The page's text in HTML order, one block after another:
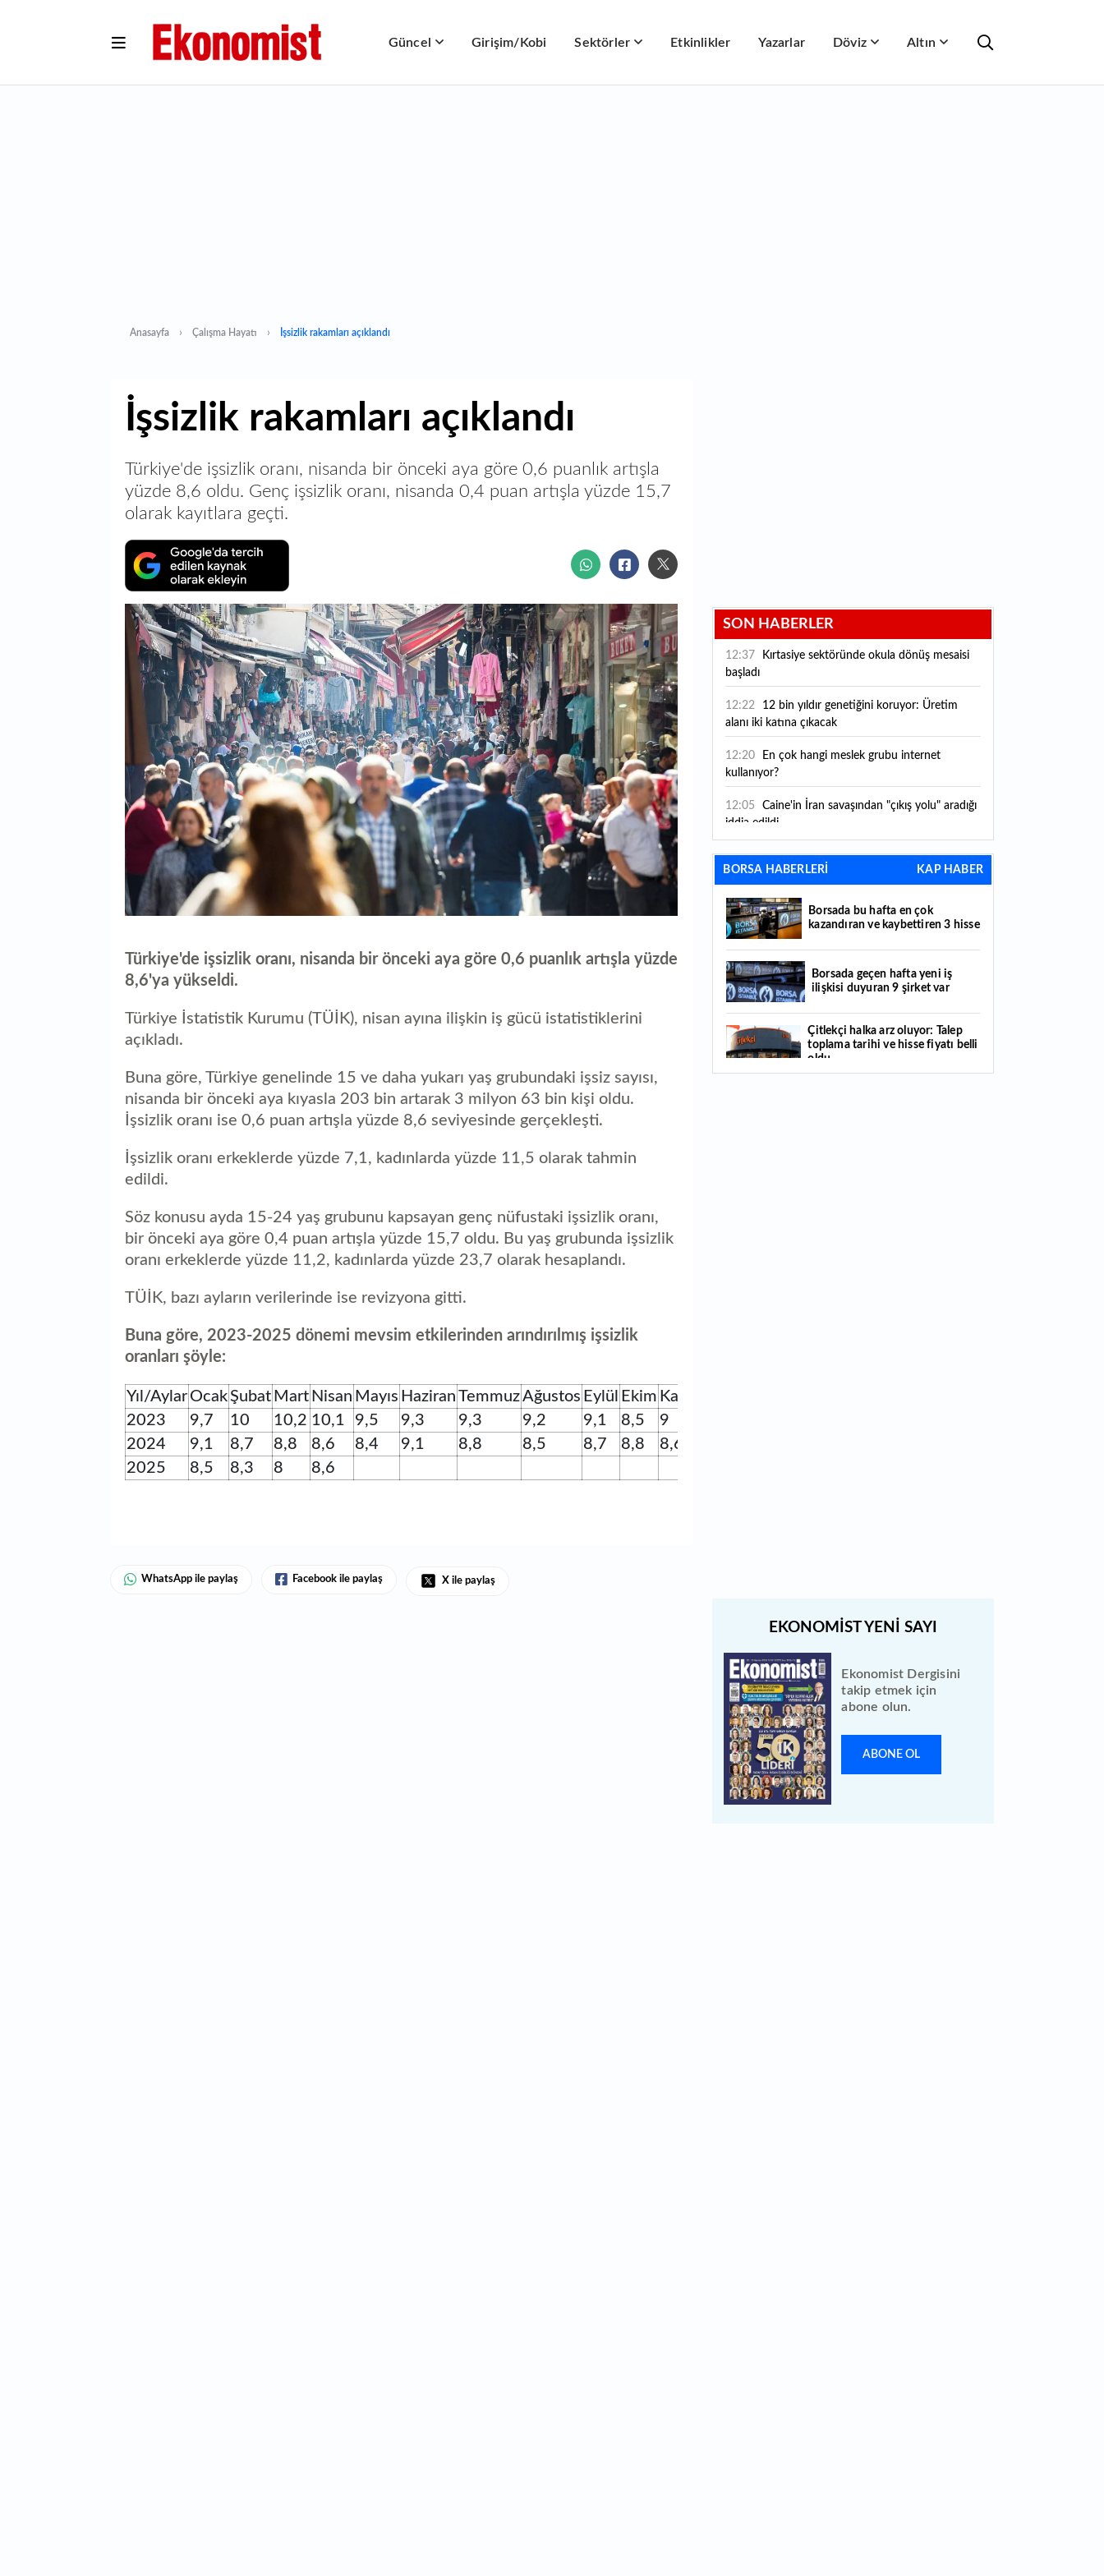
Güncel Girişim/Kobi Sektörler Etkinlikler Yazarlar Döviz Altın
Anasayfa Çalışma Hayatı İşsizlik rakamları açıklandı
İşsizlik rakamları açıklandı
Türkiye'de işsizlik oranı, nisanda bir önceki aya göre 0,6 puanlık artışla
yüzde 8,6 oldu. Genç işsizlik oranı, nisanda 0,4 puan artışla yüzde 15,7
olarak kayıtlara geçti.
Türkiye'de işsizlik oranı, nisanda bir önceki aya göre 0,6 puanlık artışla yüzde
8,6'ya yükseldi.
Türkiye İstatistik Kurumu (TÜİK), nisan ayına ilişkin iş gücü istatistiklerini
açıkladı.
Buna göre, Türkiye genelinde 15 ve daha yukarı yaş grubundaki işsiz sayısı,
nisanda bir önceki aya kıyasla 203 bin artarak 3 milyon 63 bin kişi oldu.
İşsizlik oranı ise 0,6 puan artışla yüzde 8,6 seviyesinde gerçekleşti.
İşsizlik oranı erkeklerde yüzde 7,1, kadınlarda yüzde 11,5 olarak tahmin
edildi.
Söz konusu ayda 15-24 yaş grubunu kapsayan genç nüfustaki işsizlik oranı,
bir önceki aya göre 0,4 puan artışla yüzde 15,7 oldu. Bu yaş grubunda işsizlik
oranı erkeklerde yüzde 11,2, kadınlarda yüzde 23,7 olarak hesaplandı.
TÜİK, bazı ayların verilerinde ise revizyona gitti.
Buna göre, 2023-2025 dönemi mevsim etkilerinden arındırılmış işsizlik
oranları şöyle:
Yıl/Aylar OcakŞubat Mart Nisan Mayıs Haziran TemmuzAğustos Eylül Ekim Kasım
2023
9,7 10 10,2 10,1 9,5 9,3 9,3 9,2 9,1 8,5 9
2024
9,1 8,7 8,8 8,6 8,4 9,1 8,8 8,5 8,7 8,8 8,6
2025
8,5 8,3 8 8,6
WhatsApp ile paylaş Facebook ile paylaş X ile paylaş
SON HABERLER
12:37
başladı
12:22
alanı iki katına çıkacak
12:20
kullanıyor?
12:05
Caine'in İran savaşından "çıkış yolu" aradığı
iddia edildi
11:54 "Esnaf ve sanatkara bu yılın ilk yarısında
yaklaşık 75 milyar lira finansman sağladık"
11:52 Yaratıcılık ve ticaret bir araya geldi: İşte
İstanbul'un yeni girişimcilik alanı
Carrier'ın paylarının tamamını devralıyor
Festival bölgeye canlılık getirdi
11:23 Küresel piyasalarda yeni haftada takip
edilecek 4 gelişme hangileri olacak?
BORSA HABERLERİ KAP HABER
Borsada bu hafta en çok
kazandıran ve kaybettiren 3 hisse
Borsada geçen hafta yeni iş
ilişkisi duyuran 9 şirket var
Çitlekçi halka arz oluyor: Talep
toplama tarihi ve hisse fiyatı belli
oldu
Ekonomist Dergisini
takip etmek için
abone olun.
ABONE OL